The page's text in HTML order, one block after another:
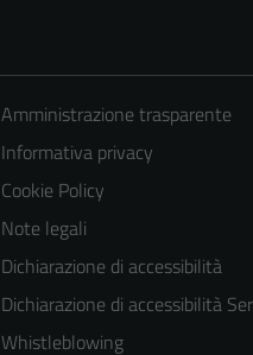
Amministrazione trasparente
Informativa privacy
Cookie Policy
Note legali
Dichiarazione di accessibilità
Dichiarazione di accessibilità
Whistleblowing